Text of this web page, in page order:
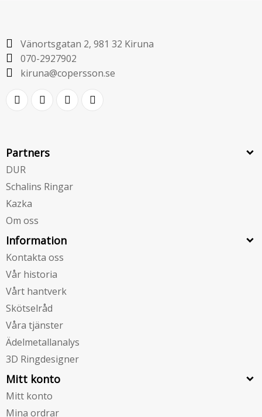
Vänortsgatan 2, 981 32 Kiruna
070-2927902
kiruna@copersson.se
Partners
DUR
Schalins Ringar
Kazka
Om oss
Information
Kontakta oss
Vår historia
Vårt hantverk
Skötselråd
Våra tjänster
Ädelmetallanalys
3D Ringdesigner
Mitt konto
Mitt konto
Mina ordrar